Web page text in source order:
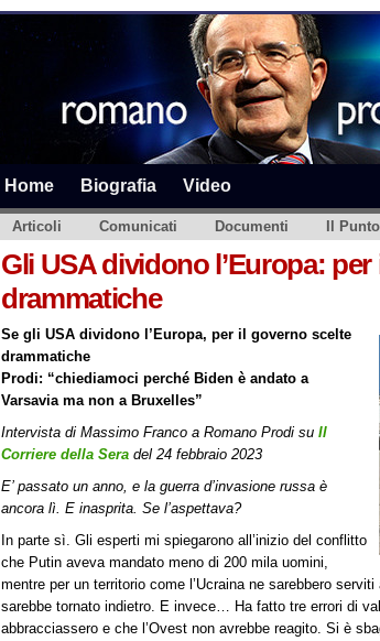
Home Biografia Video
Articoli Comunicati Documenti Il
Gli USA dividono l’Europa:
drammatiche
Se gli USA dividono l’Europa, per il governo scelte
drammatiche
Prodi: “chiediamoci perché Biden è andato a
Varsavia ma non a Bruxelles”
Intervista di Massimo Franco a Romano Prodi su Il
Corriere della Sera del 24 febbraio 2023
E’ passato un anno, e la guerra d’invasione russa è
ancora lì. E inasprita. Se l’aspettava?
In parte sì. Gli esperti mi spiegarono all’inizio del conflitto
che Putin aveva mandato meno di 200 mila uomini,
mentre per un territorio come l’Ucraina ne sarebbero
sarebbe tornato indietro. E invece… Ha fatto tre errori di
abbracciassero e che l’Ovest non avrebbe reagito. Si è